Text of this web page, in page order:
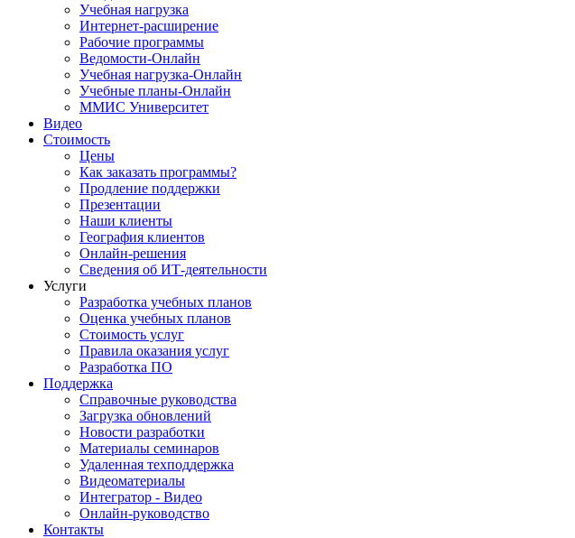
Учебная нагрузка
Интернет-расширение
Рабочие программы
Ведомости-Онлайн
Учебная нагрузка-Онлайн
Учебные планы-Онлайн
ММИС Университет
Видео
Стоимость
Цены
Как заказать программы?
Продление поддержки
Презентации
Наши клиенты
География клиентов
Онлайн-решения
Сведения об ИТ-деятельности
Услуги
Разработка учебных планов
Оценка учебных планов
Стоимость услуг
Правила оказания услуг
Разработка ПО
Поддержка
Справочные руководства
Загрузка обновлений
Новости разработки
Материалы семинаров
Удаленная техподдержка
Видеоматериалы
Интегратор - Видео
Онлайн-руководство
Контакты